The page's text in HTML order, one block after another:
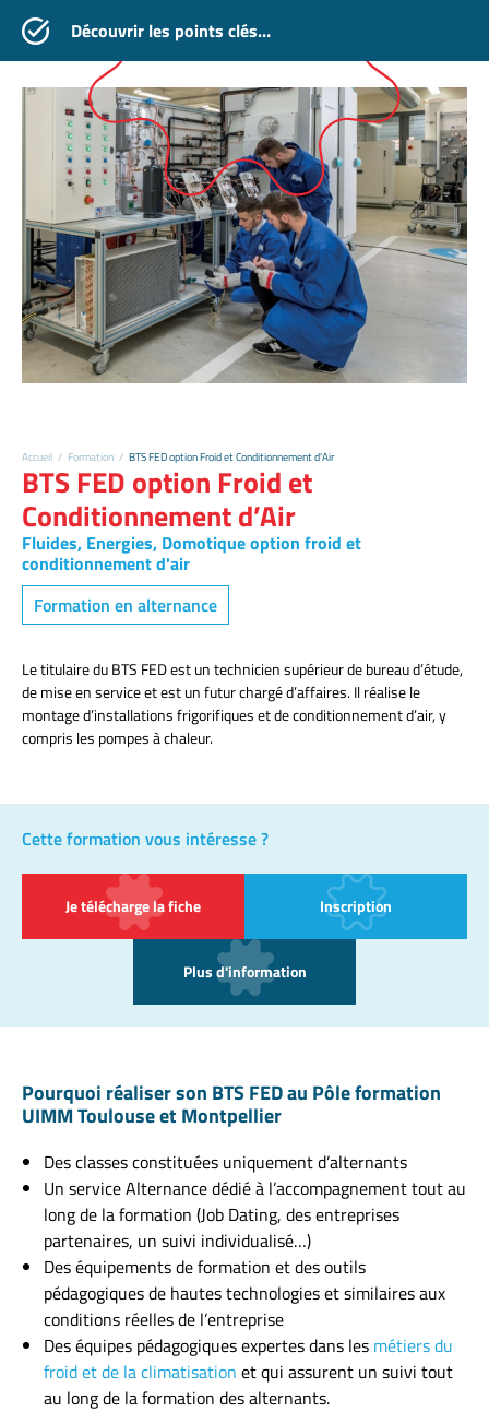
Découvrir les points clés…
Accueil / Formation / BTS FED option Froid et Conditionnement d’Air
BTS FED option Froid et
Conditionnement d’Air
Fluides, Energies, Domotique option froid et
conditionnement d'air
Formation en alternance
Le titulaire du BTS FED est un technicien supérieur de bureau d’étude,
de mise en service et est un futur chargé d’affaires. Il réalise le
montage d’installations frigorifiques et de conditionnement d’air, y
compris les pompes à chaleur.
Cette formation vous intéresse ?
Je télécharge la fiche Inscription
Plus d'information
Pourquoi réaliser son BTS FED au Pôle formation
UIMM Toulouse et Montpellier
Des classes constituées uniquement d’alternants
Un service Alternance dédié à l’accompagnement tout au
long de la formation (Job Dating, des entreprises
partenaires, un suivi individualisé…)
Des équipements de formation et des outils
pédagogiques de hautes technologies et similaires aux
conditions réelles de l’entreprise
Des équipes pédagogiques expertes dans les métiers du
froid et de la climatisation et qui assurent un suivi tout
au long de la formation des alternants.